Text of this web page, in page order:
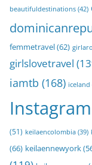
beautifuldestinations (42)
femmetravel(62)
girlslovetravel
iamtb (168) iceland
Instagram
(51) keilaencolombia (39)
(66) keilaennewyork